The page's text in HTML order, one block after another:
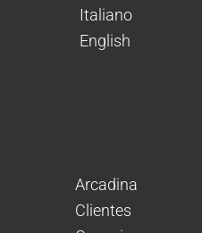
Italiano
English
Arcadina
Clientes